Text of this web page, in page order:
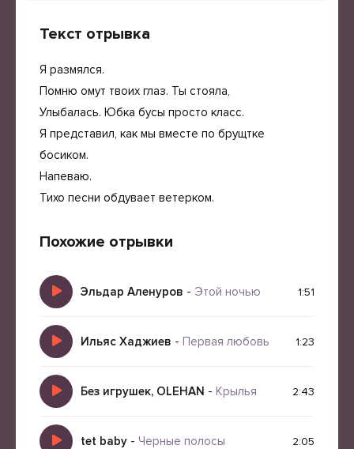
Текст отрывка
Я размялся.
Помню омут твоих глаз. Ты стояла,
Улыбалась. Юбка бусы просто класс.
Я представил, как мы вместе по брущтке
босиком.
Напеваю.
Тихо песни обдувает ветерком.
Похожие отрывки
Эльдар Аленуров - Этой ночью 1:51
Ильяс Хаджиев - Первая любовь 1:23
Без игрушек, OLEHAN - Крылья 2:43
tet baby - Черные полосы 2:05